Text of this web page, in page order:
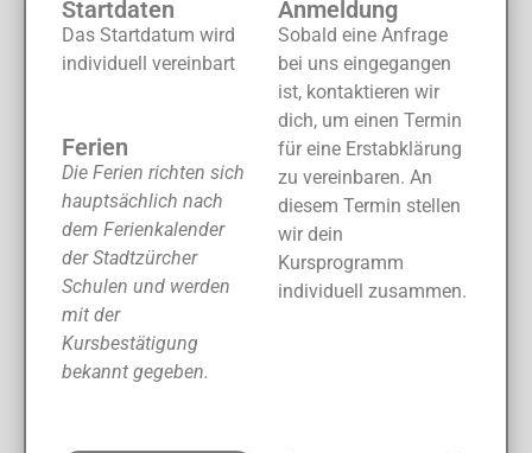
Startdaten
Das Startdatum wird
individuell vereinbart
Ferien
Die Ferien richten sich
hauptsächlich nach
dem Ferienkalender
der Stadtzürcher
Schulen und werden
mit der
Kursbestätigung
bekannt gegeben.
Anmeldung
Sobald eine Anfrage
bei uns eingegangen
ist, kontaktieren wir
dich, um einen Termin
für eine Erstabklärung
zu vereinbaren. An
diesem Termin stellen
wir dein
Kursprogramm
individuell zusammen.